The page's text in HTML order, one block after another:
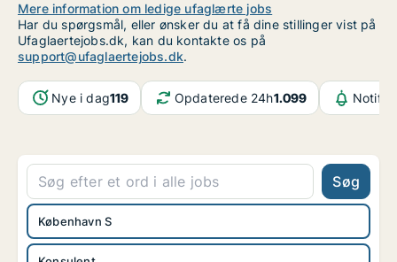
Mere information om ledige ufaglærte jobs
Har du spørgsmål, eller ønsker du at få dine stillinger vist på
Ufaglaertejobs.dk, kan du kontakte os på
support@ufaglaertejobs.dk.
Nye i dag119 Opdaterede 24h1.099
Søg
København S